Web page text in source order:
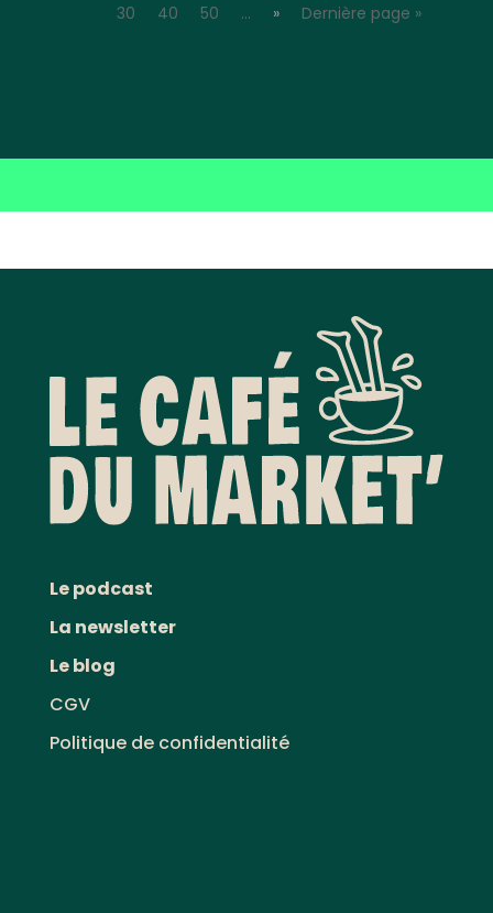
30
40 50 … » Dernière page »
Le podcast
La newsletter
Le blog
CGV
Politique de confidentialité